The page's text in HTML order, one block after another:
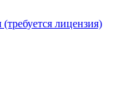
лицензия)